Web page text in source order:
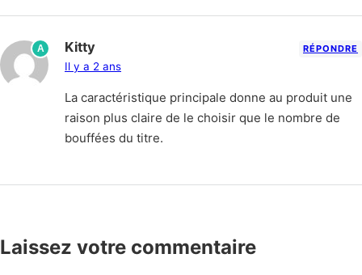
A Kitty
Il y a 2 ans
RÉPONDRE
La caractéristique principale donne au produit une
raison plus claire de le choisir que le nombre de
bouffées du titre.
Laissez votre commentaire